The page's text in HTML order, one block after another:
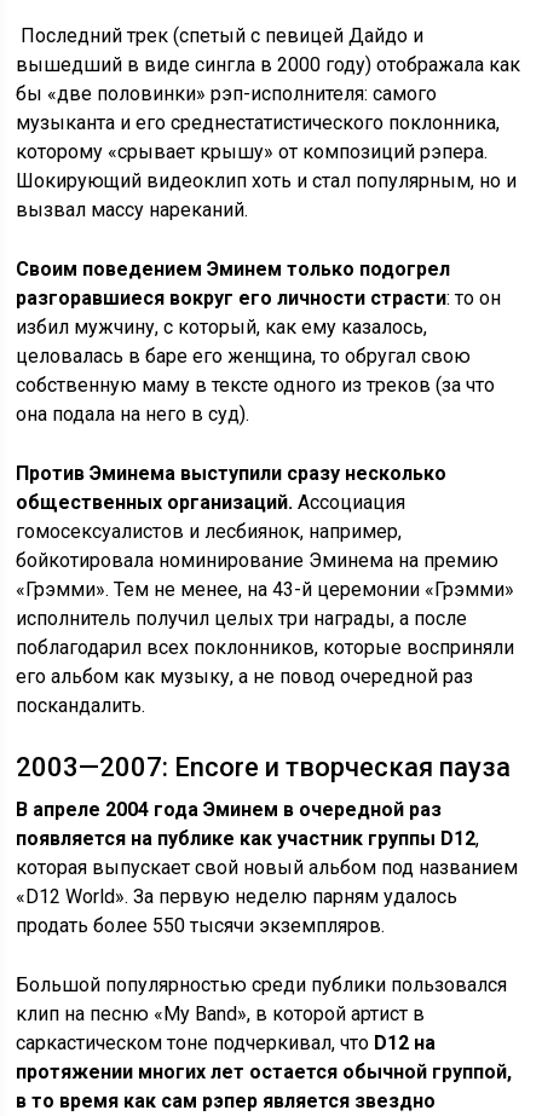
Последний трек (спетый с певицей Дайдо и
вышедший в виде сингла в 2000 году) отображала как
бы «две половинки» рэп-исполнителя: самого
музыканта и его среднестатистического поклонника,
которому «срывает крышу» от композиций рэпера.
Шокирующий видеоклип хоть и стал популярным, но и
вызвал массу нареканий.
Своим поведением Эминем только подогрел
разгоравшиеся вокруг его личности страсти: то он
избил мужчину, с который, как ему казалось,
целовалась в баре его женщина, то обругал свою
собственную маму в тексте одного из треков (за что
она подала на него в суд).
Против Эминема выступили сразу несколько
общественных организаций. Ассоциация
гомосексуалистов и лесбиянок, например,
бойкотировала номинирование Эминема на премию
«Грэмми». Тем не менее, на 43-й церемонии «Грэмми»
исполнитель получил целых три награды, а после
поблагодарил всех поклонников, которые восприняли
его альбом как музыку, а не повод очередной раз
поскандалить.
2003—2007: Encore и творческая пауза
В апреле 2004 года Эминем в очередной раз
появляется на публике как участник группы D12,
которая выпускает свой новый альбом под названием
«D12 World». За первую неделю парням удалось
продать более 550 тысячи экземпляров.
Большой популярностью среди публики пользовался
клип на песню «My Band», в которой артист в
саркастическом тоне подчеркивал, что D12 на
протяжении многих лет остается обычной группой,
в то время как сам рэпер является звездно